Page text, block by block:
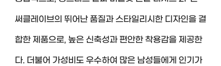
써클레이브의 뛰어난 품질과 스타일리시한 디자인을 결
합한 제품으로, 높은 신축성과 편안한 착용감을 제공한
다. 더불어 가성비도 우수하여 많은 남성들에게 인기가